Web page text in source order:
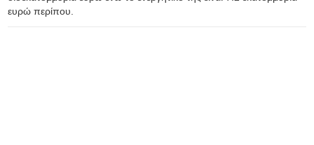
ευρώ περίπου.